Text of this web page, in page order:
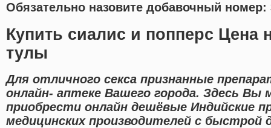
Обязательно назовите добавочный номер:
Купить сиалис и попперс Цена
тулы
Для отличного секса признанные
онлайн- аптеке Вашего города. Здесь Вы
приобрести онлайн дешёвые Индийские
медицинских производителей с быстрой